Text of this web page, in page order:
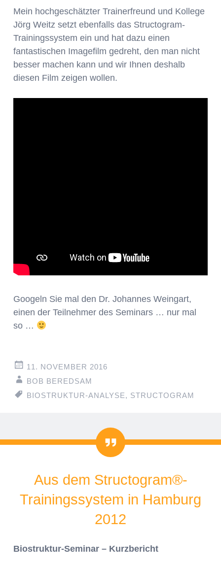
Mein hochgeschätzter Trainerfreund und Kollege
Jörg Weitz setzt ebenfalls das Structogram-
Trainingssystem ein und hat dazu einen
fantastischen Imagefilm gedreht, den man nicht
besser machen kann und wir Ihnen deshalb
diesen Film zeigen wollen.
Googeln Sie mal den Dr. Johannes Weingart,
einen der Teilnehmer des Seminars … nur mal
so …
11. NOVEMBER 2016
BOB BEREDSAM
BIOSTRUKTUR-ANALYSE, STRUCTOGRAM
Zitat
Aus dem Structogram®-
Trainingssystem in Hamburg
2012
Biostruktur-Seminar – Kurzbericht